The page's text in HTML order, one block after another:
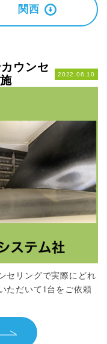
関西
ウンセ
2022.06.10
セリングで実際にどれ
ただいて1台をご依頼